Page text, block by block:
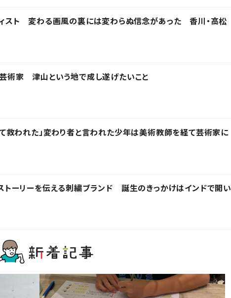
スト 変わる画風の裏には変わらぬ信念があった 香川・高松
術家 津山という地で成し遂げたいこと
て救われた」変わり者と言われた少年は美術教師を経て芸術家に
トーリーを伝える刺繍ブランド 誕生のきっかけはインドで開い